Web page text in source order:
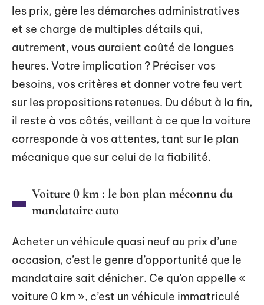
les prix, gère les démarches administratives
et se charge de multiples détails qui,
autrement, vous auraient coûté de longues
heures. Votre implication ? Préciser vos
besoins, vos critères et donner votre feu vert
sur les propositions retenues. Du début à la fin,
il reste à vos côtés, veillant à ce que la voiture
corresponde à vos attentes, tant sur le plan
mécanique que sur celui de la fiabilité.
Voiture 0 km : le bon plan méconnu du
mandataire auto
Acheter un véhicule quasi neuf au prix d’une
occasion, c’est le genre d’opportunité que le
mandataire sait dénicher. Ce qu’on appelle «
voiture 0 km », c’est un véhicule immatriculé